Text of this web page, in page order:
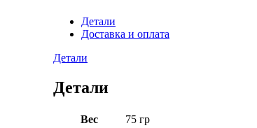
Детали
Доставка и оплата
Детали
Детали
Вес
75 гр